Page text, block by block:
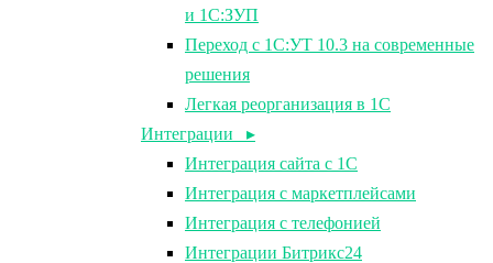
и 1С:ЗУП
Переход с 1С:УТ 10.3 на современные
решения
Легкая реорганизация в 1С
Интеграции ▸
Интеграция сайта с 1С
Интеграция с маркетплейсами
Интеграция с телефонией
Интеграции Битрикс24